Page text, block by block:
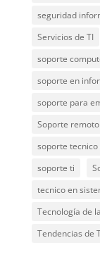
seguridad
Servicios de TI
soporte
soporte en
soporte para
Soporte remoto
soporte
soporte ti
tecnico en
Tecnología de
Tendencias de